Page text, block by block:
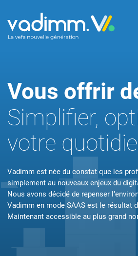
Vous offrir
Simplifier,
votre
Vadimm est née du constat que les
simplement au nouveaux enjeux du
Nous avons décidé de repenser
Vadimm en mode SAAS est le résultat
Maintenant accessible au plus grand